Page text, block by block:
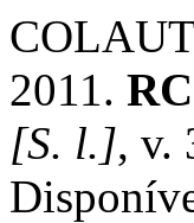
2011.
[S. l.], v.